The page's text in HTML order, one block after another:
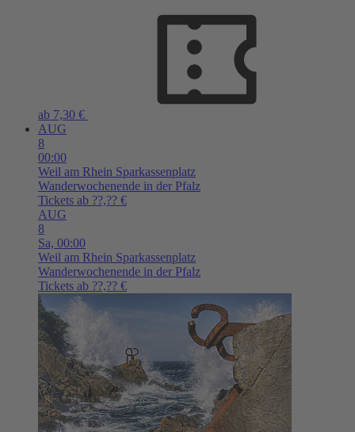
ab 7,30 €
AUG
8
00:00
Weil am Rhein Sparkassenplatz
Wanderwochenende in der Pfalz
Tickets ab ??,?? €
AUG
8
Sa, 00:00
Weil am Rhein Sparkassenplatz
Wanderwochenende in der Pfalz
Tickets ab ??,?? €